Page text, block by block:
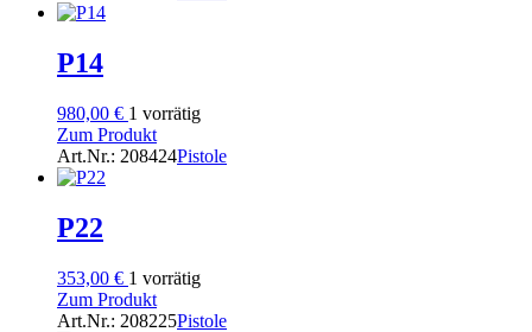
P14
980,00 € 1 vorrätig
Zum Produkt
Art.Nr.: 208424Pistole
P22
353,00 € 1 vorrätig
Zum Produkt
Art.Nr.: 208225Pistole